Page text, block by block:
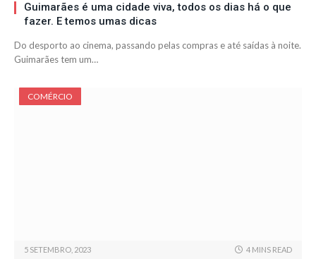
Guimarães é uma cidade viva, todos os dias há o que
fazer. E temos umas dicas
Do desporto ao cinema, passando pelas compras e até saídas à noite.
Guimarães tem um…
COMÉRCIO
5 SETEMBRO, 2023 4 MINS READ